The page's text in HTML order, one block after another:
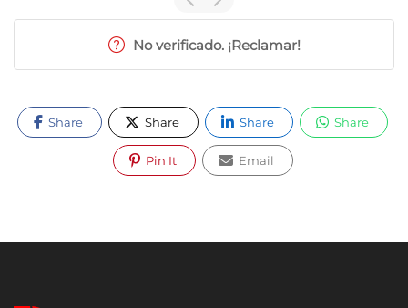
No verificado. ¡Reclamar!
Share Share Share Share
Pin It Email